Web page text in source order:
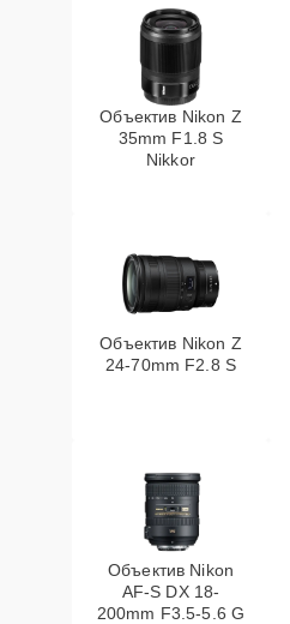
Объектив Nikon Z
35mm F1.8 S
Nikkor
Объектив Nikon Z
24-70mm F2.8 S
Объектив Nikon
AF-S DX 18-
200mm F3.5-5.6 G